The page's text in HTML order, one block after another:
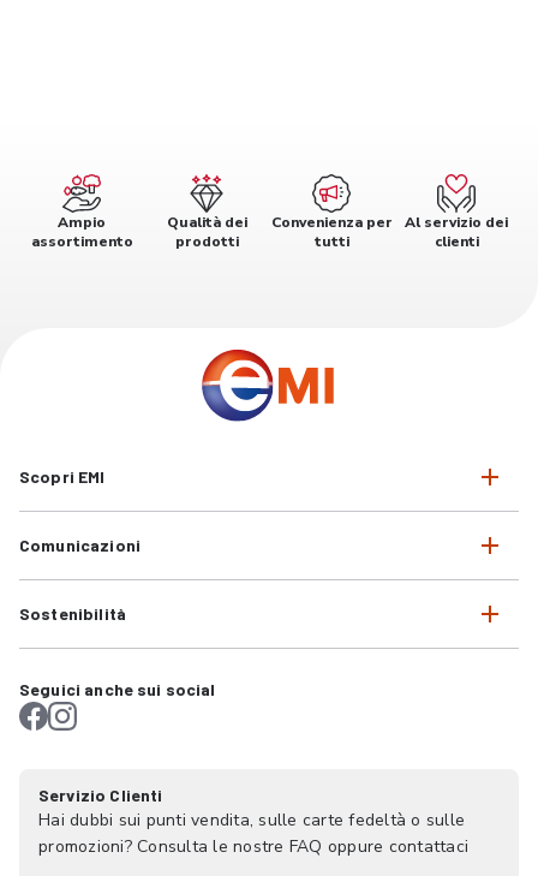
Ampio
assortimento
Qualità dei
prodotti
Convenienza per
tutti
Al servizio dei
clienti
Scopri EMI
Comunicazioni
Sostenibilità
Seguici anche sui social
Servizio Clienti
Hai dubbi sui punti vendita, sulle carte fedeltà o sulle
promozioni? Consulta le nostre FAQ oppure contattaci